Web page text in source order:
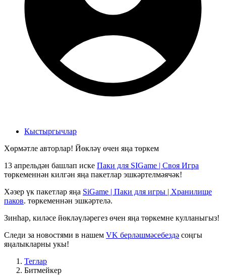
Кыстыргычлар
Хөрмәтле авторлар! Йөкләү өчен яңа төркем
13 апрельдән башлап иске Паки для SIGame | Своя Игра
төркеменнән килгән яңа пакетлар эшкәртелмәячәк!
Хәзер үк пакетлар яңа SiGame | Паки для игры | Хранилище
паков. төркеменнән эшкәртелә.
Зинһар, киләсе йөкләүләрегез өчен яңа төркемне кулланыгыз!
Следи за новостями в нашем VK берләшмәсебездә соңгы
яңалыкларны укы!
Теглар
Битмейкер